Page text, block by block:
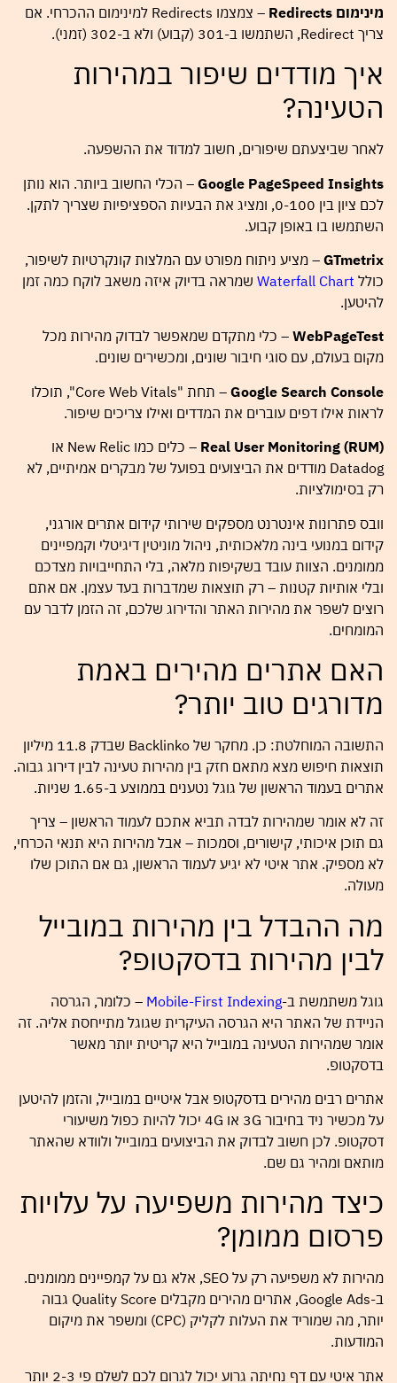
מינימום Redirects
– צמצמו Redirects למינימום ההכרחי. אם
צריך Redirect, השתמשו ב-301 (קבוע) ולא ב-302 (זמני).
איך מודדים שיפור במהירות
הטעינה?
לאחר שביצעתם שיפורים, חשוב למדוד את ההשפעה.
Google PageSpeed Insights – הכלי החשוב ביותר. הוא נותן
לכם ציון בין 0-100, ומציג את הבעיות הספציפיות שצריך לתקן.
השתמשו בו באופן קבוע.
GTmetrix – מציע ניתוח מפורט עם המלצות קונקרטיות לשיפור,
כולל Waterfall Chart שמראה בדיוק איזה משאב לוקח כמה זמן
להיטען.
WebPageTest – כלי מתקדם שמאפשר לבדוק מהירות מכל
מקום בעולם, עם סוגי חיבור שונים, ומכשירים שונים.
Google Search Console
– תחת "Core Web Vitals", תוכלו
לראות אילו דפים עוברים את המדדים ואילו צריכים שיפור.
Real User Monitoring (RUM)
– כלים כמו New Relic או
Datadog מודדים את הביצועים בפועל של מבקרים אמיתיים, לא
רק בסימולציות.
וובס פתרונות אינטרנט מספקים שירותי קידום אתרים אורגני,
קידום במנועי בינה מלאכותית, ניהול מוניטין דיגיטלי וקמפיינים
ממומנים. הצוות עובד בשקיפות מלאה, בלי התחייבויות מצדכם
ובלי אותיות קטנות – רק תוצאות שמדברות בעד עצמן. אם אתם
רוצים לשפר את מהירות האתר והדירוג שלכם, זה הזמן לדבר עם
המומחים.
האם אתרים מהירים באמת
מדורגים טוב יותר?
התשובה המוחלטת: כן. מחקר של Backlinko שבדק 11.8 מיליון
תוצאות חיפוש מצא מתאם חזק בין מהירות טעינה לבין דירוג גבוה.
אתרים בעמוד הראשון של גוגל נטענים בממוצע ב-1.65 שניות.
זה לא אומר שמהירות לבדה תביא אתכם לעמוד הראשון – צריך
גם תוכן איכותי, קישורים, וסמכות – אבל מהירות היא תנאי הכרחי,
לא מספיק. אתר איטי לא יגיע לעמוד הראשון, גם אם התוכן שלו
מעולה.
מה ההבדל בין מהירות במובייל
לבין מהירות בדסקטופ?
גוגל משתמשת ב-Mobile-First Indexing – כלומר, הגרסה
הניידת של האתר היא הגרסה העיקרית שגוגל מתייחסת אליה. זה
אומר שמהירות הטעינה במובייל היא קריטית יותר מאשר
בדסקטופ.
אתרים רבים מהירים בדסקטופ אבל איטיים במובייל, והזמן להיטען
על מכשיר ניד בחיבור 3G או 4G יכול להיות כפול משיעורי
דסקטופ. לכן חשוב לבדוק את הביצועים במובייל ולוודא שהאתר
מותאם ומהיר גם שם.
כיצד מהירות משפיעה על עלויות
פרסום ממומן?
מהירות לא משפיעה רק על SEO, אלא גם על קמפיינים ממומנים.
ב-Google Ads, אתרים מהירים מקבלים Quality Score גבוה
יותר, מה שמוריד את העלות לקליק (CPC) ומשפר את מיקום
המודעות.
אתר איטי עם דף נחיתה גרוע יכול לגרום לכם לשלם פי 2-3 יותר